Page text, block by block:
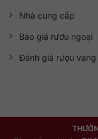
Nhà cung cấp
Báo giá rượu ngoại
Đánh giá rượu vang